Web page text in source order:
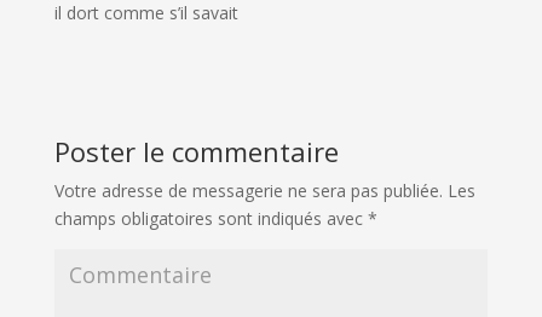
il dort comme s’il savait
Poster le commentaire
Votre adresse de messagerie ne sera pas publiée. Les
champs obligatoires sont indiqués avec *